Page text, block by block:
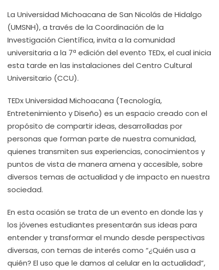
La Universidad Michoacana de San Nicolás de Hidalgo
(UMSNH), a través de la Coordinación de la
Investigación Científica, invita a la comunidad
universitaria a la 7ª edición del evento TEDx, el cual inicia
esta tarde en las instalaciones del Centro Cultural
Universitario (CCU).
TEDx Universidad Michoacana (Tecnología,
Entretenimiento y Diseño) es un espacio creado con el
propósito de compartir ideas, desarrolladas por
personas que forman parte de nuestra comunidad,
quienes transmiten sus experiencias, conocimientos y
puntos de vista de manera amena y accesible, sobre
diversos temas de actualidad y de impacto en nuestra
sociedad.
En esta ocasión se trata de un evento en donde las y
los jóvenes estudiantes presentarán sus ideas para
entender y transformar el mundo desde perspectivas
diversas, con temas de interés como “¿Quién usa a
quién? El uso que le damos al celular en la actualidad”,